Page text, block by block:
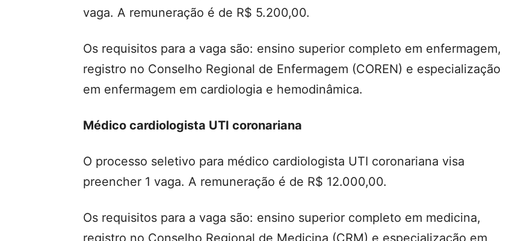
vaga. A remuneração é de R$ 5.200,00.
Os requisitos para a vaga são: ensino superior completo em enfermagem,
registro no Conselho Regional de Enfermagem (COREN) e especialização
em enfermagem em cardiologia e hemodinâmica.
Médico cardiologista UTI coronariana
O processo seletivo para médico cardiologista UTI coronariana visa
preencher 1 vaga. A remuneração é de R$ 12.000,00.
Os requisitos para a vaga são: ensino superior completo em medicina,
registro no Conselho Regional de Medicina (CRM) e especialização em